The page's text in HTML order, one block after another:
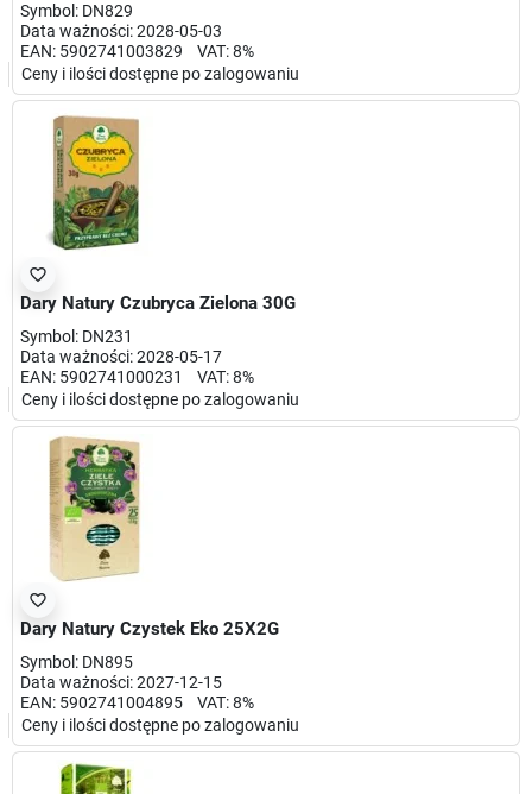
Symbol: DN829
Data ważności: 2028-05-03
EAN: 5902741003829 VAT: 8%
Ceny i ilości dostępne po zalogowaniu
favorite_border
Dary Natury Czubryca Zielona 30G
Symbol: DN231
Data ważności: 2028-05-17
EAN: 5902741000231 VAT: 8%
Ceny i ilości dostępne po zalogowaniu
favorite_border
Dary Natury Czystek Eko 25X2G
Symbol: DN895
Data ważności: 2027-12-15
EAN: 5902741004895 VAT: 8%
Ceny i ilości dostępne po zalogowaniu